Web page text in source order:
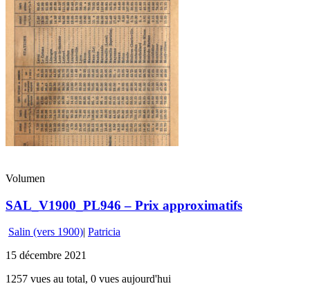
Volumen
SAL_V1900_PL946 – Prix approximatifs
Salin (vers 1900)| Patricia
15 décembre 2021
1257 vues au total, 0 vues aujourd'hui